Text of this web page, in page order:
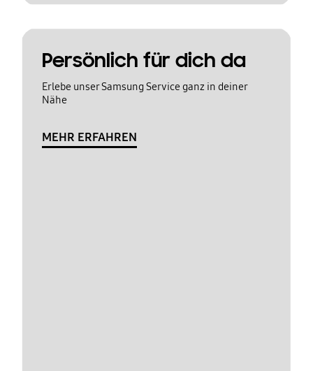
Persönlich für dich da
Erlebe unser Samsung Service ganz in deiner
Nähe
MEHR ERFAHREN